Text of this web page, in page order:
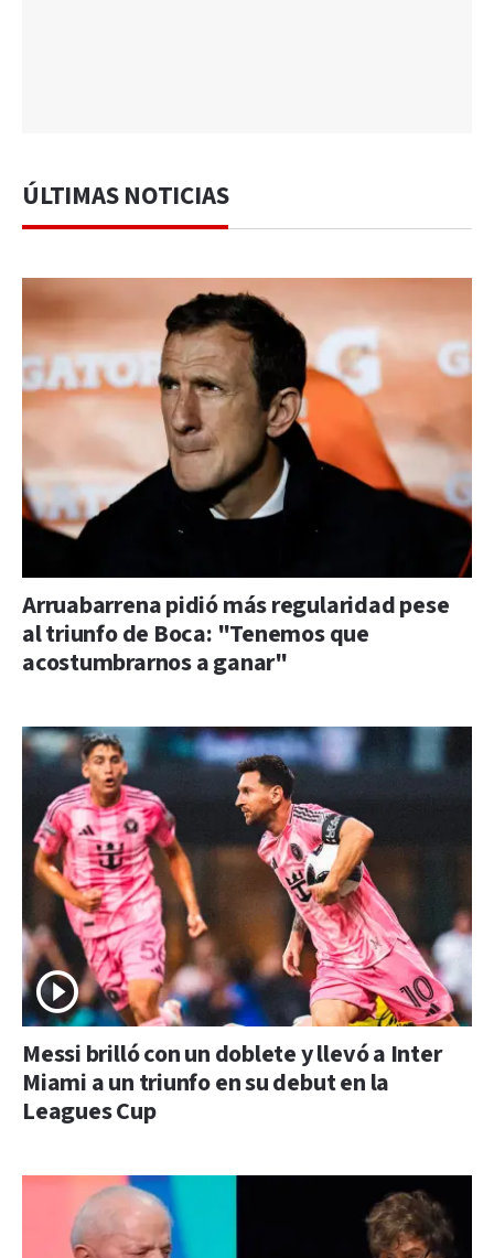
ÚLTIMAS NOTICIAS
Arruabarrena pidió más regularidad pese
al triunfo de Boca: "Tenemos que
acostumbrarnos a ganar"
Messi brilló con un doblete y llevó a Inter
Miami a un triunfo en su debut en la
Leagues Cup